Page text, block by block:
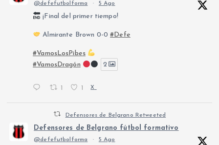
@defefutbolforma · 5 Ago
¡Final del primer tiempo!
Almirante Brown 0-0#Defe
#VamosLosPibes
#VamosDragón
2
1 1 X
Defensores de Belgrano Retweeted
Defensores de Belgrano fútbol formativo
@defefutbolforma · 5 Ago